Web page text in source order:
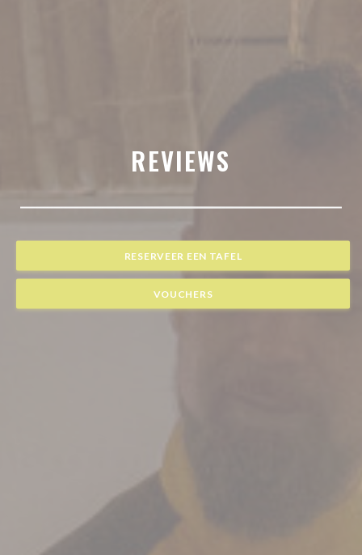
REVIEWS
RESERVEER EEN TAFEL
VOUCHERS